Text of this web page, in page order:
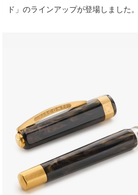
ド」のラインアップが登場しました。